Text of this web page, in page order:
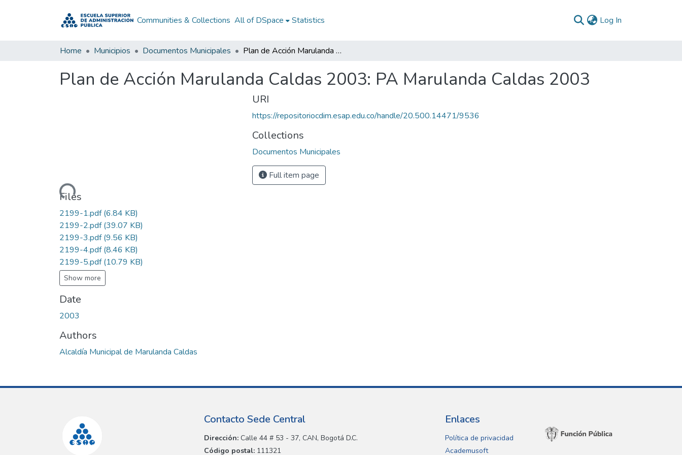
Communities & Collections All of DSpace Statistics Log In
Home Municipios Documentos Municipales Plan de Acción Marulanda Caldas 2003: PA Marulanda Caldas 2003
Plan de Acción Marulanda Caldas 2003: PA Marulanda Caldas 2003
Loading...
Files
2199-1.pdf(6.84 KB)
2199-2.pdf(39.07 KB)
2199-3.pdf(9.56 KB)
2199-4.pdf(8.46 KB)
2199-5.pdf(10.79 KB)
Show more
Date
2003
Authors
Alcaldía Municipal de Marulanda Caldas
URI
https://repositoriocdim.esap.edu.co/handle/20.500.14471/9536
Collections
Documentos Municipales
Full item page
Contacto Sede Central
Dirección: Calle 44 # 53 - 37, CAN, Bogotá D.C.
Código postal: 111321
Enlaces
Política de privacidad
Academusoft